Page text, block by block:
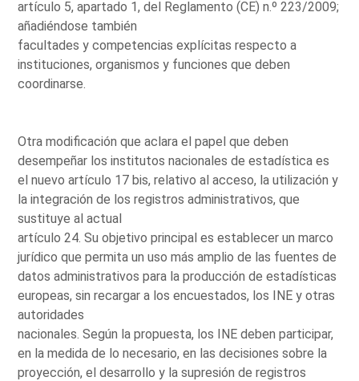
artículo 5, apartado 1, del Reglamento (CE) n.º 223/2009;
añadiéndose también
facultades y competencias explícitas respecto a
instituciones, organismos y funciones que deben
coordinarse.
Otra modificación que aclara el papel que deben
desempeñar los institutos nacionales de estadística es
el nuevo artículo 17 bis, relativo al acceso, la utilización y
la integración de los registros administrativos, que
sustituye al actual
artículo 24. Su objetivo principal es establecer un marco
jurídico que permita un uso más amplio de las fuentes de
datos administrativos para la producción de estadísticas
europeas, sin recargar a los encuestados, los INE y otras
autoridades
nacionales. Según la propuesta, los INE deben participar,
en la medida de lo necesario, en las decisiones sobre la
proyección, el desarrollo y la supresión de registros